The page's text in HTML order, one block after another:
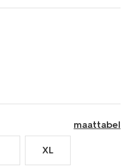
maattabel
XL